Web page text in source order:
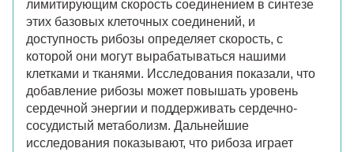
лимитирующим скорость соединением в синтезе
этих базовых клеточных соединений, и
доступность рибозы определяет скорость, с
которой они могут вырабатываться нашими
клетками и тканями. Исследования показали, что
добавление рибозы может повышать уровень
сердечной энергии и поддерживать сердечно-
сосудистый метаболизм. Дальнейшие
исследования показывают, что рибоза играет